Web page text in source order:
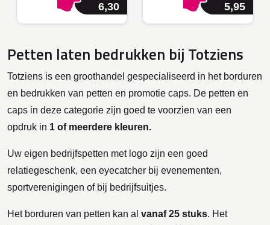
6,30 5,95
Petten laten bedrukken bij Totziens
Totziens is een groothandel gespecialiseerd in het borduren
en bedrukken van petten en promotie caps. De petten en
caps in deze categorie zijn goed te voorzien van een
opdruk in 1 of meerdere kleuren.
Uw eigen bedrijfspetten met logo zijn een goed
relatiegeschenk, een eyecatcher bij evenementen,
sportverenigingen of bij bedrijfsuitjes.
Het borduren van petten kan al vanaf 25 stuks. Het